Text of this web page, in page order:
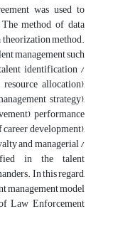
was used to
method of data
theorization method.
management such
identification /
allocation),
strategy),
performance
development),
and managerial /
in the talent
In this regard,
management model
Law Enforcement